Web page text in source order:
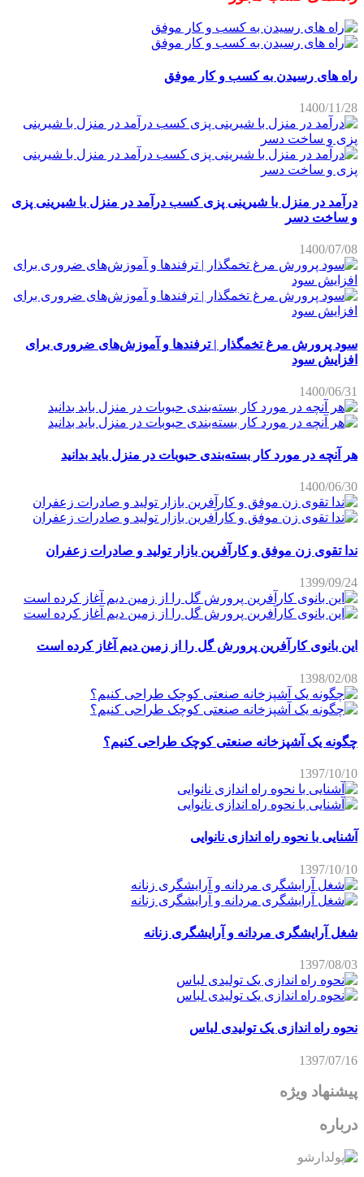
راه های رسیدن به کسب و کار موفق
1400/11/28
درآمد در منزل با شیرینی پزی کسب درآمد در منزل با شیرینی پزی
و ساخت دسر
1400/07/08
سود پرورش مرغ تخمگذار | ترفندها و آموزش‌های ضروری برای
افزایش سود
1400/06/31
هر آنچه در مورد کار بسته‌بندی حبوبات در منزل باید بدانید
1400/06/30
ندا تقوی زن موفق و کارآفرین بازار تولید و صادرات زعفران
1399/09/24
این بانوی کارآفرین پرورش گل را از زمین دیم آغاز کرده است
1398/02/08
چگونه یک آشپزخانه صنعتی کوچک طراحی کنیم؟
1397/10/10
آشنایی با نحوه راه اندازی نانوایی
1397/10/10
شغل آرایشگری مردانه و آرایشگری زنانه
1397/08/03
نحوه راه اندازی یک تولیدی لباس
1397/07/16
پیشنهاد ویژه
درباره